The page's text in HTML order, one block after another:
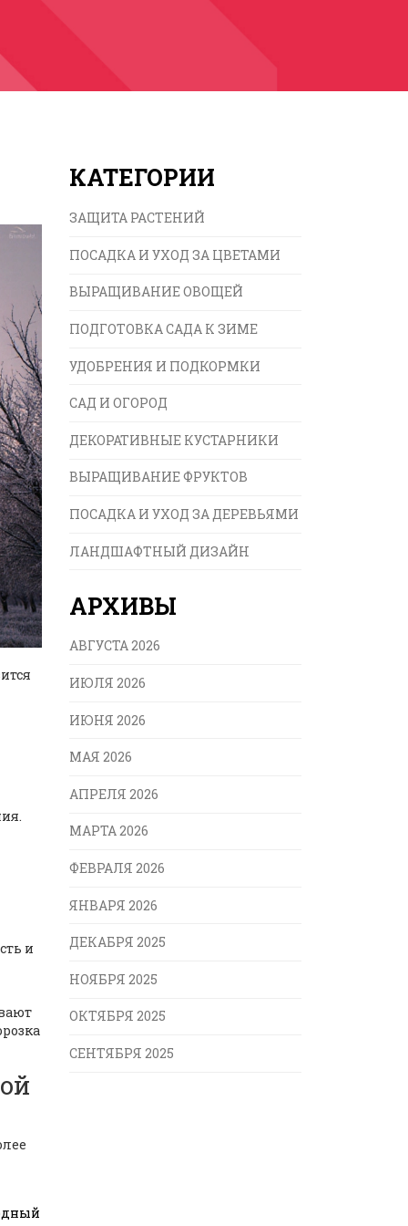
и
КАТЕГОРИИ
ЗАЩИТА РАСТЕНИЙ
ПОСАДКА И УХОД ЗА ЦВЕТАМИ
ВЫРАЩИВАНИЕ ОВОЩЕЙ
ПОДГОТОВКА САДА К ЗИМЕ
УДОБРЕНИЯ И ПОДКОРМКИ
САД И ОГОРОД
ДЕКОРАТИВНЫЕ КУСТАРНИКИ
ВЫРАЩИВАНИЕ ФРУКТОВ
ПОСАДКА И УХОД ЗА ДЕРЕВЬЯМИ
ЛАНДШАФТНЫЙ ДИЗАЙН
АРХИВЫ
АВГУСТА 2026
ИЮЛЯ 2026
ИЮНЯ 2026
МАЯ 2026
АПРЕЛЯ 2026
МАРТА 2026
ФЕВРАЛЯ 2026
ЯНВАРЯ 2026
ДЕКАБРЯ 2025
НОЯБРЯ 2025
ОКТЯБРЯ 2025
СЕНТЯБРЯ 2025